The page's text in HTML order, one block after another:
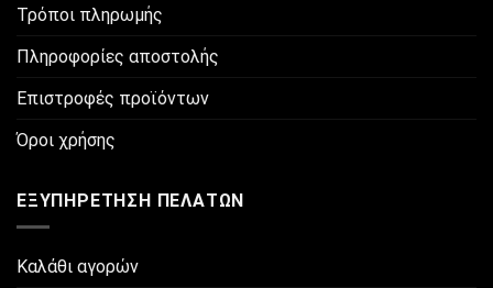
Τρόποι πληρωμής
Πληροφορίες αποστολής
Επιστροφές προϊόντων
Όροι χρήσης
ΕΞΥΠΗΡΈΤΗΣΗ ΠΕΛΑΤΏΝ
Καλάθι αγορών